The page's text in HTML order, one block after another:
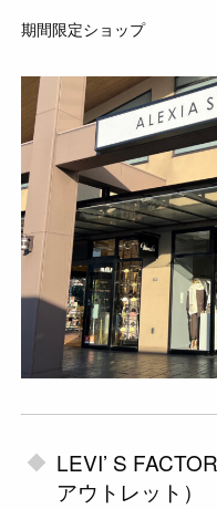
期間限定ショップ
LEVI’ S
アウトレット）